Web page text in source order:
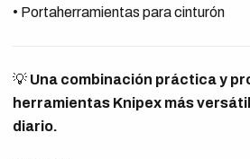
• Portaherramientas para cinturón
💡 Una combinación práctica y
herramientas Knipex más
diario.